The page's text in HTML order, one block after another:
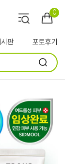
0
판 포토후기